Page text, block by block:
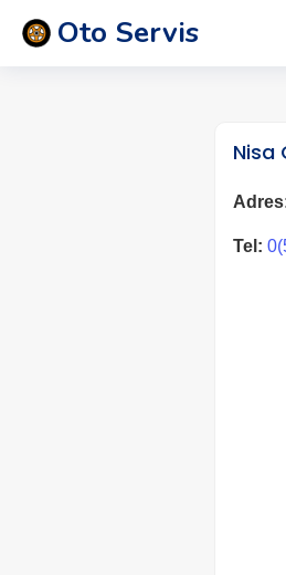
Oto Servis
Nisa
Tel: